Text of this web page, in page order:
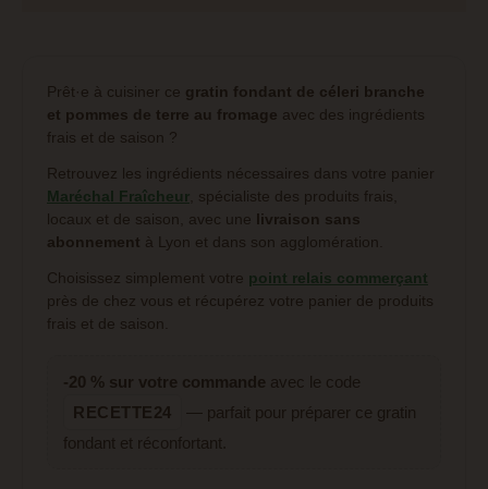
Prêt·e à cuisiner ce gratin fondant de céleri branche
et pommes de terre au fromage avec des ingrédients
frais et de saison ?
Retrouvez les ingrédients nécessaires dans votre panier
Maréchal Fraîcheur , spécialiste des produits frais,
locaux et de saison, avec une livraison sans
abonnement à Lyon et dans son agglomération.
Choisissez simplement votre point relais commerçant
près de chez vous et récupérez votre panier de produits
frais et de saison.
-20 % sur votre commande avec le code
RECETTE24
— parfait pour préparer ce gratin
fondant et réconfortant.